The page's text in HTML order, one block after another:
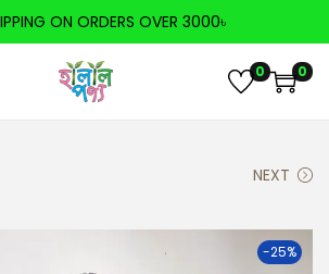
ON ORDERS OVER 3000৳
0 0
NEXT
-25%